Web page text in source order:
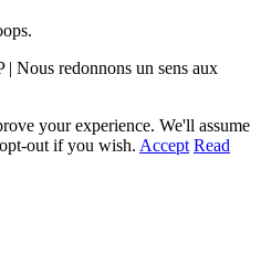
Nous redonnons un sens aux
your experience. We'll assume
out if you wish. Accept Read